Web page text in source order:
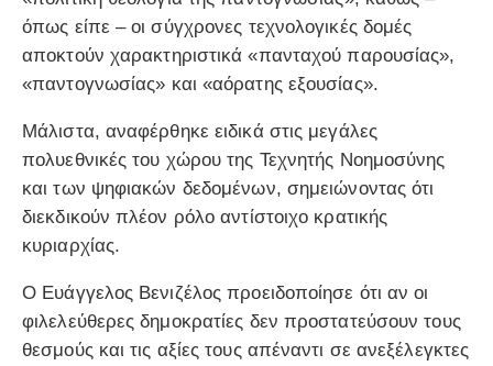
όπως είπε – οι σύγχρονες τεχνολογικές δομές
αποκτούν χαρακτηριστικά «πανταχού παρουσίας»,
«παντογνωσίας» και «αόρατης εξουσίας».
Μάλιστα, αναφέρθηκε ειδικά στις μεγάλες
πολυεθνικές του χώρου της Τεχνητής Νοημοσύνης
και των ψηφιακών δεδομένων, σημειώνοντας ότι
διεκδικούν πλέον ρόλο αντίστοιχο κρατικής
κυριαρχίας.
Ο Ευάγγελος Βενιζέλος προειδοποίησε ότι αν οι
φιλελεύθερες δημοκρατίες δεν προστατεύσουν τους
θεσμούς και τις αξίες τους απέναντι σε ανεξέλεγκτες